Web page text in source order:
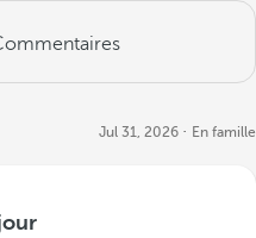
Jul 31, 2026 En famille